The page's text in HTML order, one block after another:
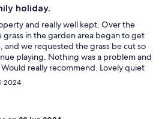
holiday.
and really well kept. Over the
in the garden area began to get
and we requested the grass be cut so
playing. Nothing was a problem and
really recommend. Lovely quiet
with plenty of amenities nearby.
again if looking to come back to the
your villa for the week. Very
2024